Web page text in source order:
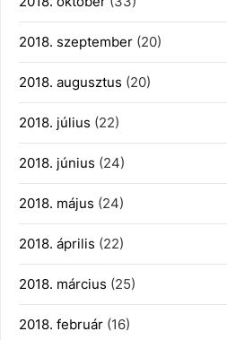
2018. szeptember (20)
2018. augusztus (20)
2018. július (22)
2018. június (24)
2018. május (24)
2018. április (22)
2018. március (25)
2018. február (16)